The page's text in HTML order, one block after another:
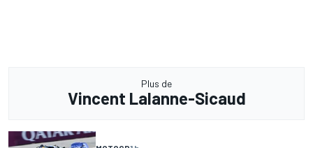
Plus de
Vincent Lalanne-Sicaud